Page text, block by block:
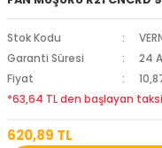
Stok Kodu
Garanti Süresi
24
Fiyat
*63,64 TL den başlayan
620,89 TL